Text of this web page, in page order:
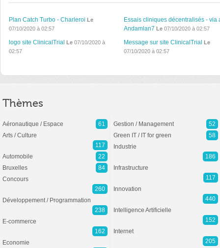
Plan Catch Turbo - Charleroi Le
07/10/2020 à 02:57
Essais cliniques décentralisés - via
Andamlan7 Le07/10/2020 à 02:57
logo site ClinicalTrial Le 07/10/2020 à
02:57
Message sur site ClinicalTrial Le
07/10/2020 à 02:57
Thèmes
Aéronautique / Espace
61
Arts / Culture
117
Automobile
22
Bruxelles
84
Concours
260
Développement / Programmation
238
E-commerce
162
Economie
Gestion / Management
52
Green IT / IT for green
58
Industrie
186
Infrastructure
117
Innovation
440
Intelligence Artificielle
152
Internet
205